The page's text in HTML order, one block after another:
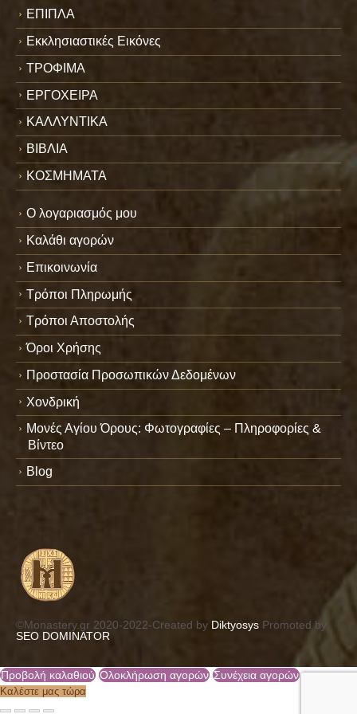
ΕΠΙΠΛΑ
Εκκλησιαστικές Εικόνες
ΤΡΟΦΙΜΑ
ΕΡΓΟΧΕΙΡΑ
ΚΑΛΛΥΝΤΙΚΑ
ΒΙΒΛΙΑ
ΚΟΣΜΗΜΑΤΑ
Ο λογαριασμός μου
Καλάθι αγορών
Επικοινωνία
Τρόποι Πληρωμής
Τρόποι Αποστολής
Όροι Χρήσης
Προστασία Προσωπικών Δεδομένων
Χονδρική
Μονές Αγίου Όρους: Φωτογραφίες – Πληροφορίες &
Βίντεο
Blog
©Monastery.gr 2020-2022-Created by Diktyosys Promoted by
SEO DOMINATOR
Προβολή καλαθιού Ολοκλήρωση αγορών Συνέχεια αγορών
Καλέστε μας τώρα